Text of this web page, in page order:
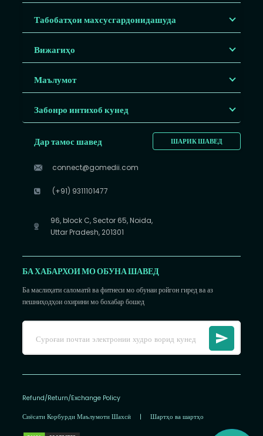
Табобатҳои махсусгардонидашуда
Вижагиҳо
Маълумот
Забонро интихоб кунед
ШАРИК ШАВЕД
Дар тамос шавед
connect@gomedii.com
(+91) 9311101477
96, block C, Sector 65, Noida,
Uttar Pradesh, 201301
БА ХАБАРХОИ МО ОБУНА ШАВЕД
Ба маслиҳати саломатӣ ва фитнеси мо обунаи ройгон гиред ва аз
пешниҳодҳои охирини мо бохабар бошед
Refund/Return/Exchange Policy
Сиёсати Корбурди Маълумоти Шахсӣ | Шартҳо ва шартҳо